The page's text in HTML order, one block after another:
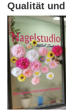
Qualität